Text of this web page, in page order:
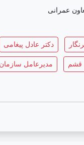
عمرانی
دکتر عادل پیغامی
قشم مدیرعامل